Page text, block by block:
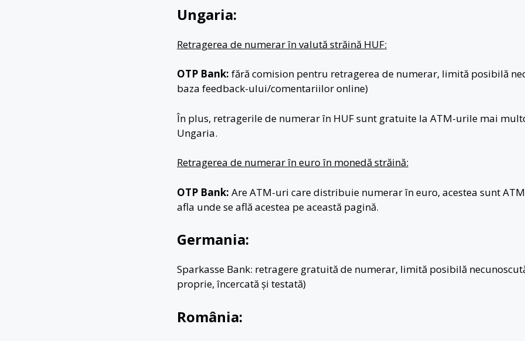
Ungaria:
Retragerea de numerar în valută străină HUF:
OTP Bank: fără comision pentru retragerea de numerar, limită posibilă
baza feedback-ului/comentariilor online)
În plus, retragerile de numerar în HUF sunt gratuite la ATM-urile mai
Ungaria.
Retragerea de numerar în euro în monedă străină:
OTP Bank: Are ATM-uri care distribuie numerar în euro, acestea sunt
afla unde se află acestea pe această pagină.
Germania:
Sparkasse Bank: retragere gratuită de numerar, limită posibilă
proprie, încercată și testată)
România: